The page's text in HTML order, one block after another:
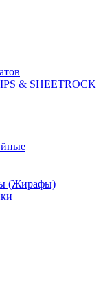
& SHEETROCK
(Жирафы)